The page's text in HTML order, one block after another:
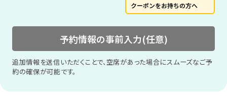
クーポンをお持ちの方へ
予約情報の事前入力(任意)
追加情報を送信いただくことで、空席があった場合にスムーズなご予
約の確保が可能です。